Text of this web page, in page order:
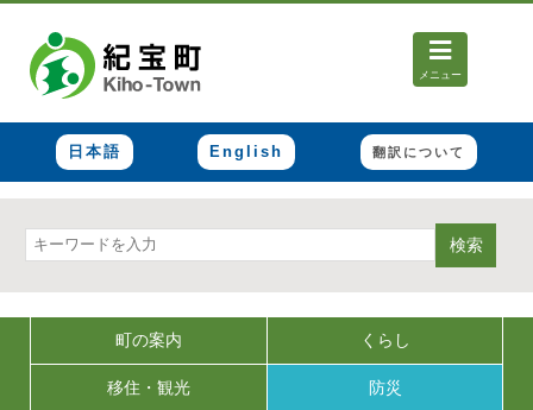
メニュー
日本語 English 翻訳について
検索
町の案内 くらし
移住・観光 防災